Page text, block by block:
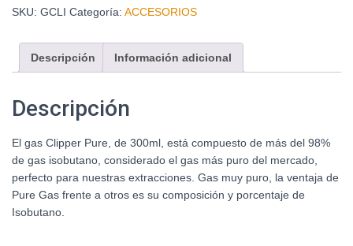
SKU: GCLI Categoría: ACCESORIOS
Descripción Información adicional
Descripción
El gas Clipper Pure, de 300ml, está compuesto de más del 98%
de gas isobutano, considerado el gas más puro del mercado,
perfecto para nuestras extracciones. Gas muy puro, la ventaja de
Pure Gas frente a otros es su composición y porcentaje de
Isobutano.